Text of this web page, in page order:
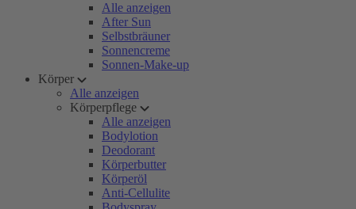
Alle anzeigen
After Sun
Selbstbräuner
Sonnencreme
Sonnen-Make-up
Körper
Alle anzeigen
Körperpflege
Alle anzeigen
Bodylotion
Deodorant
Körperbutter
Körperöl
Anti-Cellulite